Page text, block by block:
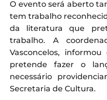
O evento será aberto
tem trabalho
da literatura que
trabalho. A
Vasconcelos,
pretende fazer o
necessário
Secretaria de Cultura.